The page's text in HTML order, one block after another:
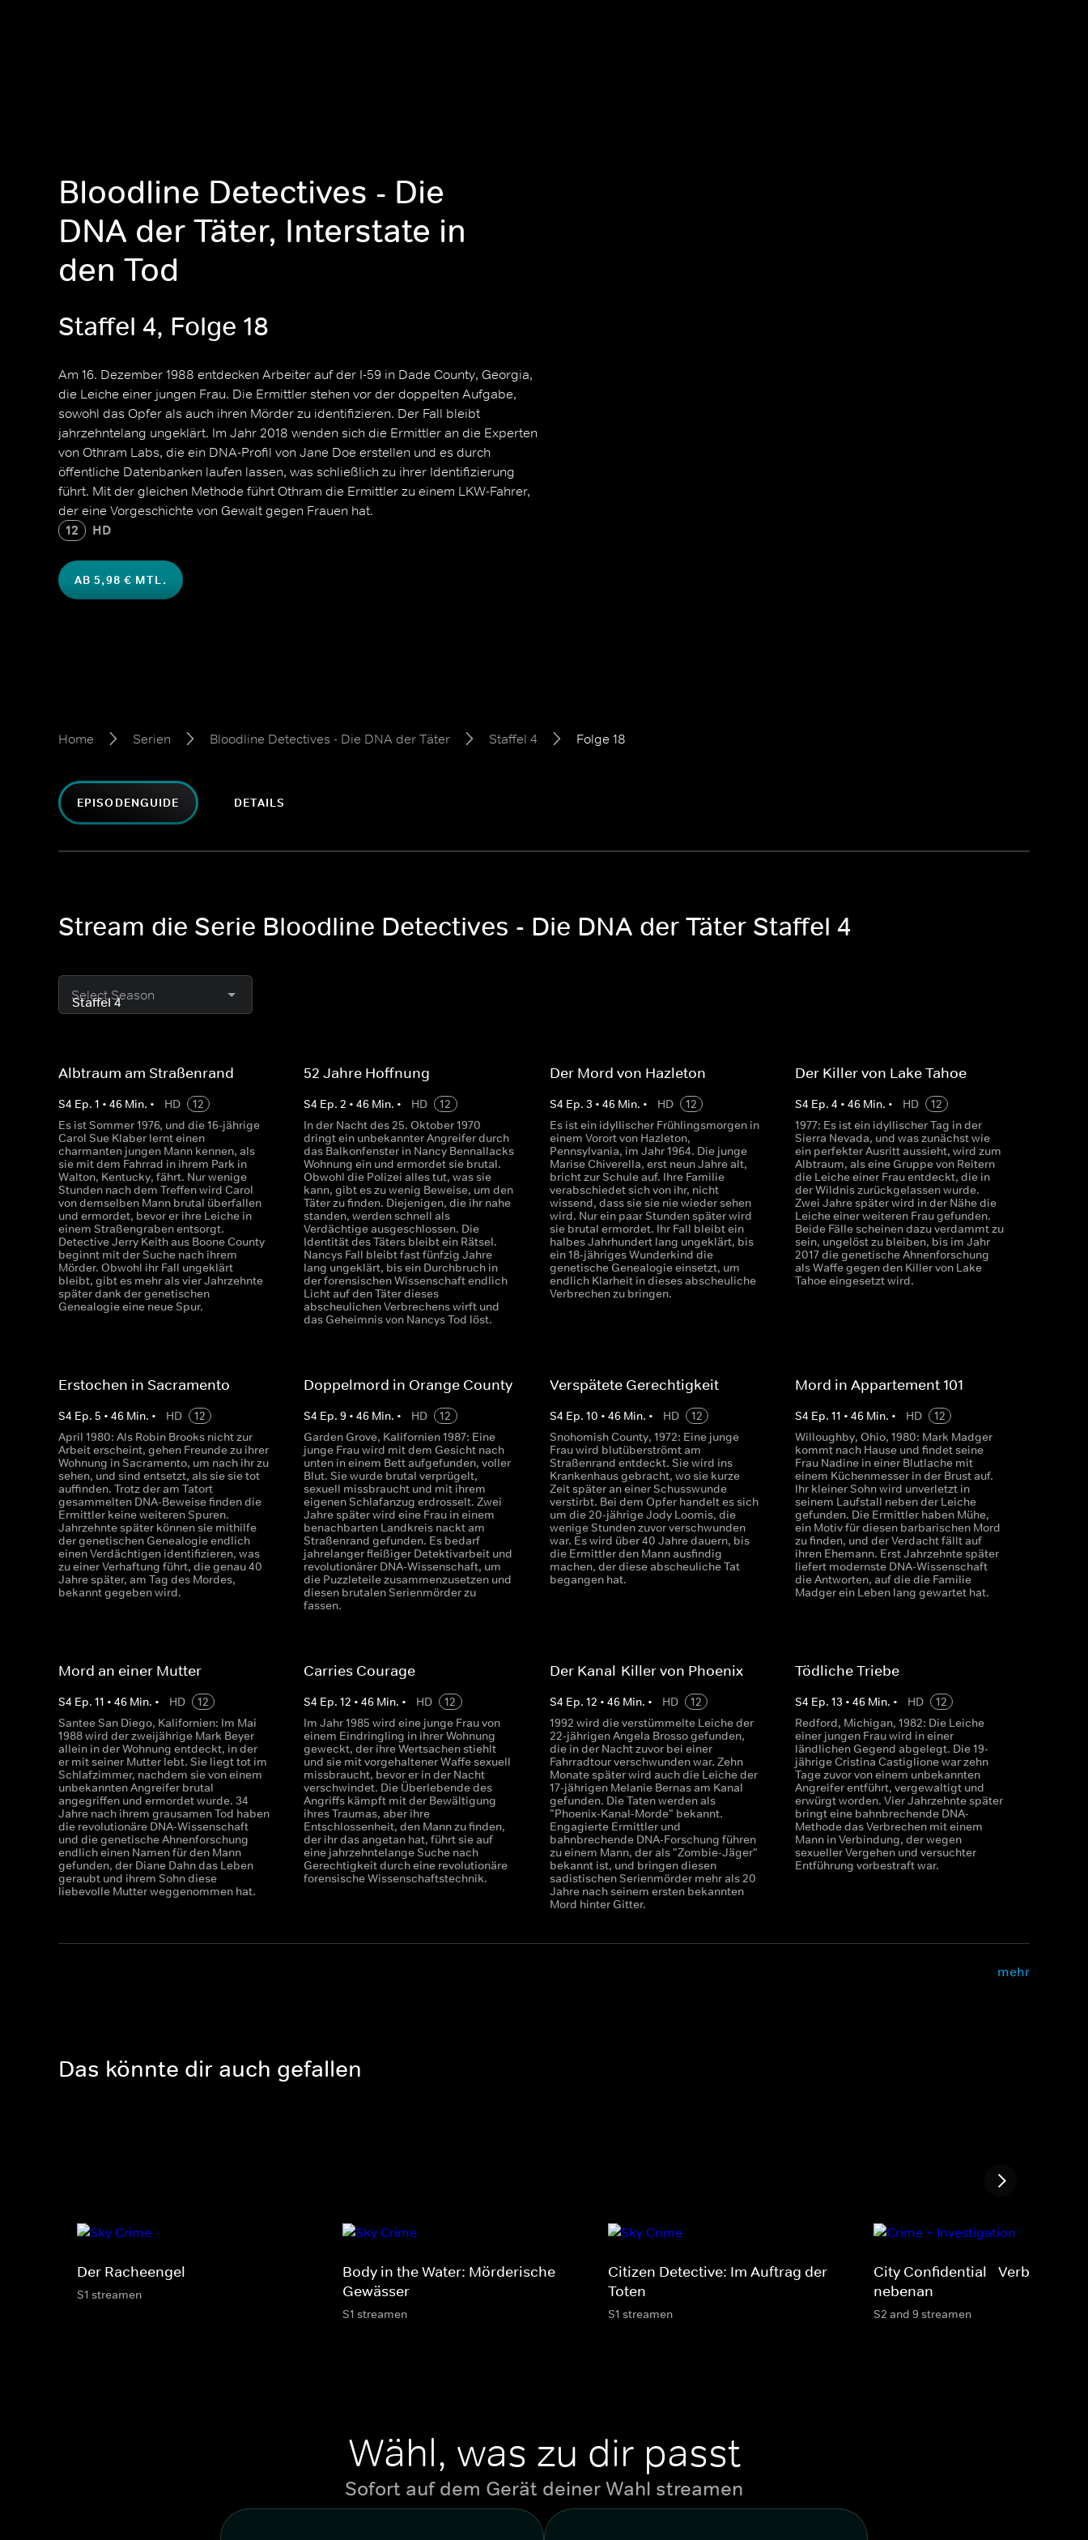
Bloodline Detectives - Die
DNA der Täter, Interstate in
den Tod
Staffel 4, Folge 18
Am 16. Dezember 1988 entdecken Arbeiter auf der I-59 in Dade County, Georgia,
die Leiche einer jungen Frau. Die Ermittler stehen vor der doppelten Aufgabe,
sowohl das Opfer als auch ihren Mörder zu identifizieren. Der Fall bleibt
jahrzehntelang ungeklärt. Im Jahr 2018 wenden sich die Ermittler an die Experten
von Othram Labs, die ein DNA-Profil von Jane Doe erstellen und es durch
öffentliche Datenbanken laufen lassen, was schließlich zu ihrer Identifizierung
führt. Mit der gleichen Methode führt Othram die Ermittler zu einem LKW-Fahrer,
der eine Vorgeschichte von Gewalt gegen Frauen hat.
12 HD
AB 5,98 € MTL.
Home Serien Bloodline Detectives - Die DNA der Täter Staffel 4 Folge 18
EPISODENGUIDE DETAILS
Stream die Serie Bloodline Detectives - Die DNA der Täter Staffel 4
Select Season
Albtraum am Straßenrand
S4 Ep. 1 • 46 Min. • HD
12
Es ist Sommer 1976, und die 16-jährige
Carol Sue Klaber lernt einen
charmanten jungen Mann kennen, als
sie mit dem Fahrrad in ihrem Park in
Walton, Kentucky, fährt. Nur wenige
Stunden nach dem Treffen wird Carol
von demselben Mann brutal überfallen
und ermordet, bevor er ihre Leiche in
einem Straßengraben entsorgt.
Detective Jerry Keith aus Boone County
beginnt mit der Suche nach ihrem
Mörder. Obwohl ihr Fall ungeklärt
bleibt, gibt es mehr als vier Jahrzehnte
später dank der genetischen
Genealogie eine neue Spur.
52 Jahre Hoffnung
S4 Ep.2 •46 Min. • HD
12
In der Nacht des 25. Oktober 1970
dringt ein unbekannter Angreifer durch
das Balkonfenster in Nancy Bennallacks
Wohnung ein und ermordet sie brutal.
Obwohl die Polizei alles tut, was sie
kann, gibt es zu wenig Beweise, um den
Täter zu finden. Diejenigen, die ihr nahe
standen, werden schnell als
Verdächtige ausgeschlossen. Die
Identität des Täters bleibt ein Rätsel.
Nancys Fall bleibt fast fünfzig Jahre
lang ungeklärt, bis ein Durchbruch in
der forensischen Wissenschaft endlich
Licht auf den Täter dieses
abscheulichen Verbrechens wirft und
das Geheimnis von Nancys Tod löst.
Der Mord von Hazleton
S4 Ep. 3 • 46Min. • HD
12
Es ist ein idyllischer Frühlingsmorgen in
einem Vorort von Hazleton,
Pennsylvania, im Jahr 1964. Die junge
Marise Chiverella, erst neun Jahre alt,
bricht zur Schule auf. Ihre Familie
verabschiedet sich von ihr, nicht
wissend, dass sie sie nie wieder sehen
wird. Nur ein paar Stunden später wird
sie brutal ermordet. Ihr Fall bleibt ein
halbes Jahrhundert lang ungeklärt, bis
ein 18-jähriges Wunderkind die
genetische Genealogie einsetzt, um
endlich Klarheit in dieses abscheuliche
Verbrechen zu bringen.
Der Killer von Lake Tahoe
S4 Ep. 4 • 46Min. • HD
12
1977: Es ist ein idyllischer Tag in der
Sierra Nevada, und was zunächst wie
ein perfekter Ausritt aussieht, wird zum
Albtraum, als eine Gruppe von Reitern
die Leiche einer Frau entdeckt, die in
der Wildnis zurückgelassen wurde.
Zwei Jahre später wird in der Nähe die
Leiche einer weiteren Frau gefunden.
Beide Fälle scheinen dazu verdammt zu
sein, ungelöst zu bleiben, bis im Jahr
2017 die genetische Ahnenforschung
als Waffe gegen den Killer von Lake
Tahoe eingesetzt wird.
Erstochen in Sacramento
S4 Ep. 5 • 46 Min. • HD
12
April 1980: Als Robin Brooks nicht zur
Arbeit erscheint, gehen Freunde zu ihrer
Wohnung in Sacramento, um nach ihr zu
sehen, und sind entsetzt, als sie sie tot
auffinden. Trotz der am Tatort
gesammelten DNA-Beweise finden die
Ermittler keine weiteren Spuren.
Jahrzehnte später können sie mithilfe
der genetischen Genealogie endlich
einen Verdächtigen identifizieren, was
zu einer Verhaftung führt, die genau 40
Jahre später, am Tag des Mordes,
bekannt gegeben wird.
Doppelmord in Orange County
S4 Ep.9 •46 Min. • HD
12
Garden Grove, Kalifornien 1987: Eine
junge Frau wird mit dem Gesicht nach
unten in einem Bett aufgefunden, voller
Blut. Sie wurde brutal verprügelt,
sexuell missbraucht und mit ihrem
eigenen Schlafanzug erdrosselt. Zwei
Jahre später wird eine Frau in einem
benachbarten Landkreis nackt am
Straßenrand gefunden. Es bedarf
jahrelanger fleißiger Detektivarbeit und
revolutionärer DNA-Wissenschaft, um
die Puzzleteile zusammenzusetzen und
diesen brutalen Serienmörder zu
fassen.
Verspätete Gerechtigkeit
S4 Ep. 10 • 46Min. • HD
12
Snohomish County, 1972: Eine junge
Frau wird blutüberströmt am
Straßenrand entdeckt. Sie wird ins
Krankenhaus gebracht, wo sie kurze
Zeit später an einer Schusswunde
verstirbt. Bei dem Opfer handelt es sich
um die 20-jährige Jody Loomis, die
wenige Stunden zuvor verschwunden
war. Es wird über 40 Jahre dauern, bis
die Ermittler den Mann ausfindig
machen, der diese abscheuliche Tat
begangen hat.
Mord in Appartement 101
S4 Ep. 11 • 46Min. • HD
12
Willoughby, Ohio, 1980: Mark Madger
kommt nach Hause und findet seine
Frau Nadine in einer Blutlache mit
einem Küchenmesser in der Brust auf.
Ihr kleiner Sohn wird unverletzt in
seinem Laufstall neben der Leiche
gefunden. Die Ermittler haben Mühe,
ein Motiv für diesen barbarischen Mord
zu finden, und der Verdacht fällt auf
ihren Ehemann. Erst Jahrzehnte später
liefert modernste DNA-Wissenschaft
die Antworten, auf die die Familie
Madger ein Leben lang gewartet hat.
Mord an einer Mutter
S4 Ep. 11 • 46 Min. • HD
12
Santee San Diego, Kalifornien: Im Mai
1988 wird der zweijährige Mark Beyer
allein in der Wohnung entdeckt, in der
er mit seiner Mutter lebt. Sie liegt tot im
Schlafzimmer, nachdem sie von einem
unbekannten Angreifer brutal
angegriffen und ermordet wurde. 34
Jahre nach ihrem grausamen Tod haben
die revolutionäre DNA-Wissenschaft
und die genetische Ahnenforschung
endlich einen Namen für den Mann
gefunden, der Diane Dahn das Leben
geraubt und ihrem Sohn diese
liebevolle Mutter weggenommen hat.
Carries Courage
S4 Ep.12 •46 Min. • HD
12
Im Jahr 1985 wird eine junge Frau von
einem Eindringling in ihrer Wohnung
geweckt, der ihre Wertsachen stiehlt
und sie mit vorgehaltener Waffe sexuell
missbraucht, bevor er in der Nacht
verschwindet. Die Überlebende des
Angriffs kämpft mit der Bewältigung
ihres Traumas, aber ihre
Entschlossenheit, den Mann zu finden,
der ihr das angetan hat, führt sie auf
eine jahrzehntelange Suche nach
Gerechtigkeit durch eine revolutionäre
forensische Wissenschaftstechnik.
Der Kanal-Killer von Phoenix
S4 Ep. 12 • 46Min. • HD
12
1992 wird die verstümmelte Leiche der
22-jährigen Angela Brosso gefunden,
die in der Nacht zuvor bei einer
Fahrradtour verschwunden war. Zehn
Monate später wird auch die Leiche der
17-jährigen Melanie Bernas am Kanal
gefunden. Die Taten werden als
"Phoenix-Kanal-Morde" bekannt.
Engagierte Ermittler und
bahnbrechende DNA-Forschung führen
zu einem Mann, der als "Zombie-Jäger"
bekannt ist, und bringen diesen
sadistischen Serienmörder mehr als 20
Jahre nach seinem ersten bekannten
Mord hinter Gitter.
Tödliche Triebe
S4 Ep. 13 • 46Min. • HD
12
Redford, Michigan, 1982: Die Leiche
einer jungen Frau wird in einer
ländlichen Gegend abgelegt. Die 19-
jährige Cristina Castiglione war zehn
Tage zuvor von einem unbekannten
Angreifer entführt, vergewaltigt und
erwürgt worden. Vier Jahrzehnte später
bringt eine bahnbrechende DNA-
Methode das Verbrechen mit einem
Mann in Verbindung, der wegen
sexueller Vergehen und versuchter
Entführung vorbestraft war.
mehr
Das könnte dir auch gefallen
Der Racheengel
S1 streamen
Body in the Water: Mörderische
Gewässer
S1 streamen
Citizen Detective: Im Auftrag der
Toten
S1 streamen
City Confidential - Verbrechen
nebenan
S2 and 9 streamen
Wähl, was zu dir passt
Sofort auf dem Gerät deiner Wahl streamen